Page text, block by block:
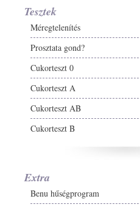
Tesztek
Méregtelenítés
Prosztata gond?
Cukorteszt 0
Cukorteszt A
Cukorteszt AB
Cukorteszt B
Extra
Benu hűségprogram